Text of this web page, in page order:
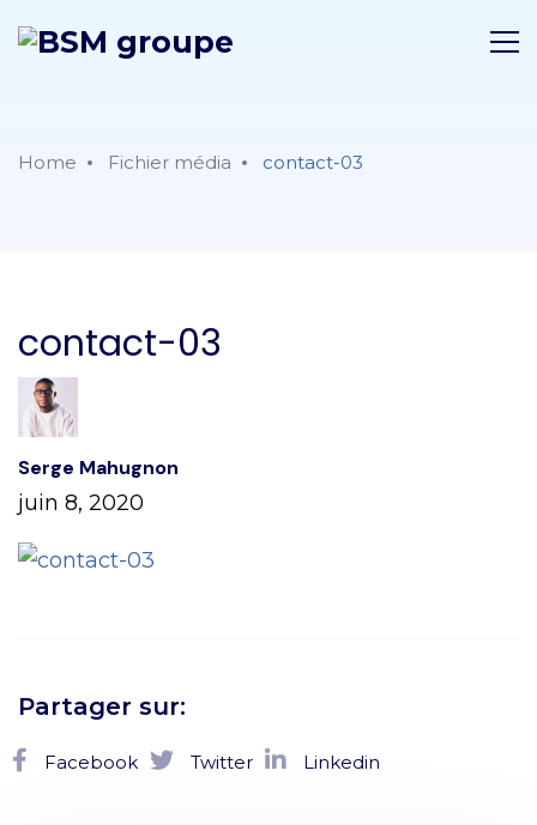
Home Fichier média contact-03
contact-03
Serge Mahugnon
juin 8, 2020
Partager sur:
Facebook Twitter Linkedin